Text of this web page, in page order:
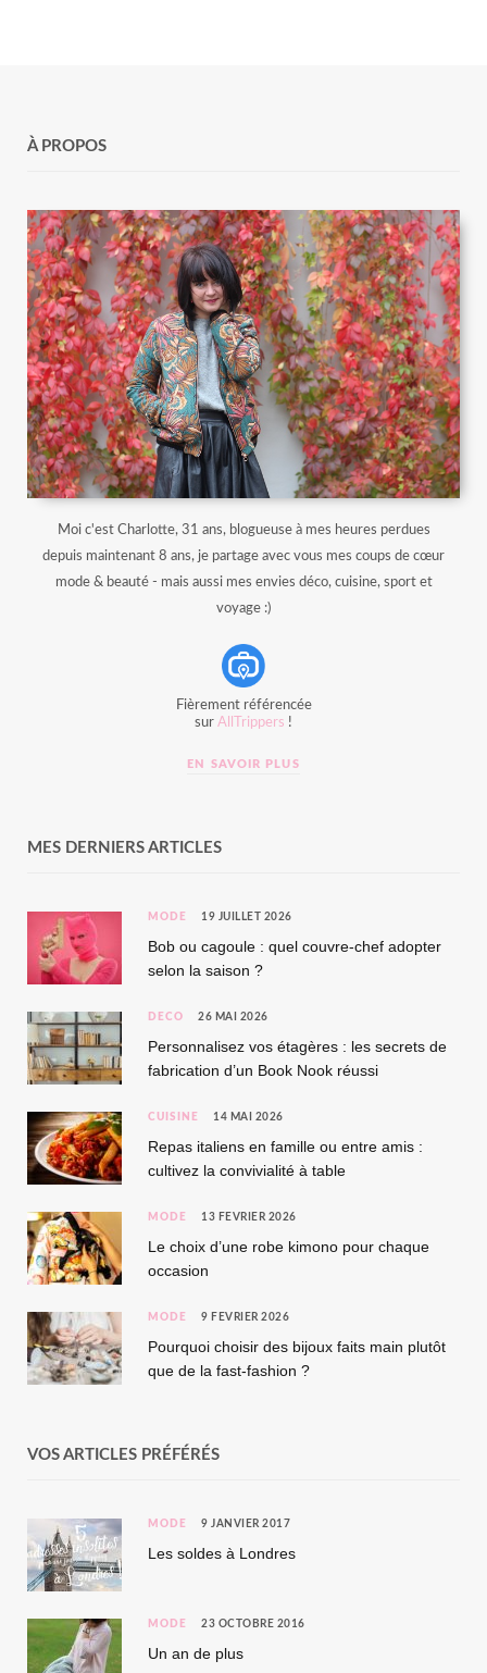
À PROPOS
Moi c'est Charlotte, 31 ans, blogueuse à mes heures perdues
depuis maintenant 8 ans, je partage avec vous mes coups de cœur
mode & beauté - mais aussi mes envies déco, cuisine, sport et
voyage :)
Fièrement référencée
sur AllTrippers !
EN SAVOIR PLUS
MES DERNIERS ARTICLES
MODE 19 JUILLET 2026
Bob ou cagoule : quel couvre-chef adopter
selon la saison ?
DÉCO 26 MAI 2026
Personnalisez vos étagères : les secrets de
fabrication d’un Book Nook réussi
CUISINE 14 MAI 2026
Repas italiens en famille ou entre amis :
cultivez la convivialité à table
MODE 13 FÉVRIER 2026
Le choix d’une robe kimono pour chaque
occasion
MODE 9 FÉVRIER 2026
Pourquoi choisir des bijoux faits main plutôt
que de la fast-fashion ?
VOS ARTICLES PRÉFÉRÉS
MODE 9 JANVIER 2017
Les soldes à Londres
MODE 23 OCTOBRE 2016
Un an de plus